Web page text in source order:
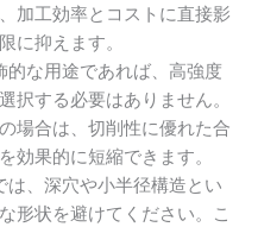
加工効率とコストに直接影
に抑えます。
的な用途であれば、高強度
択する必要はありません。
場合は、切削性に優れた合
効果的に短縮できます。
は、深穴や小半径構造とい
形状を避けてください。こ